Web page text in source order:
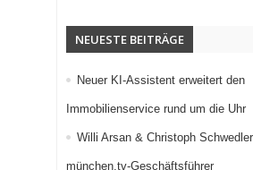
NEUESTE BEITRÄGE
Neuer KI-Assistent erweitert den
Immobilienservice rund um die Uhr
Willi Arsan & Christoph
münchen.tv-Geschäftsführer